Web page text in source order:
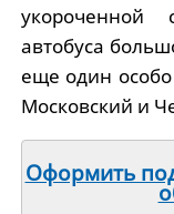
автобуса
еще один
Московский и
Оформить